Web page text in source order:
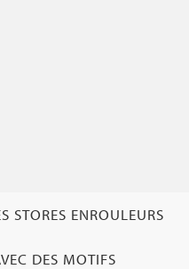
STORES ENROULEURS
DES MOTIFS